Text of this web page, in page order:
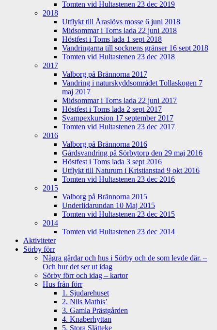
Tomten vid Hultastenen 23 dec 2019
2018
Utflykt till Åraslövs mosse 6 juni 2018
Midsommar i Toms lada 22 juni 2018
Höstfest i Toms lada 1 sept 2018
Vandringarna till socknens gränser 16 sept 2018
Tomten vid Hultastenen 23 dec 2018
2017
Valborg på Brännorna 2017
Vandring i naturskyddsområdet Tollaskogen 7
maj 2017
Midsommar i Toms lada 22 juni 2017
Höstfest i Toms lada 2 sept 2017
Svampexkursion 17 september 2017
Tomten vid Hultastenen 23 dec 2017
2016
Valborg på Brännorna 2016
Gårdsvandring på Sörbytorp den 29 maj 2016
Höstfest i Toms lada 3 sept 2016
Utflykt till Naturum i Kristianstad 9 okt 2016
Tomten vid Hultastenen 23 dec 2016
2015
Valborg på Brännorna 2015
Underlidarundan 10 Maj 2015
Tomten vid Hultastenen 23 dec 2015
2014
Tomten vid Hultastenen 23 dec 2014
Aktiviteter
Sörby förr
Några gårdar och hus i Sörby och de som levde där. –
Och hur det ser ut idag
Sörby förr och idag – kartor
Hus från förr
1. Sjudarehuset
2. Nils Mathis’
3. Gamla Prästgården
4. Knaberhyttan
5. Stora Slätteke